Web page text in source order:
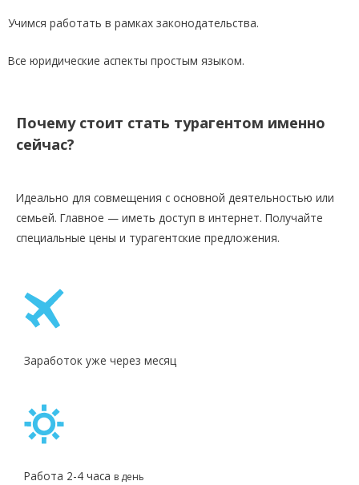
Учимся работать в рамках законодательства.
Все юридические аспекты простым языком.
Почему стоит стать турагентом именно
сейчас?
Идеально для совмещения с основной деятельностью или
семьей. Главное — иметь доступ в интернет. Получайте
специальные цены и турагентские предложения.
Заработок уже через месяц
Работа 2-4 часа в день